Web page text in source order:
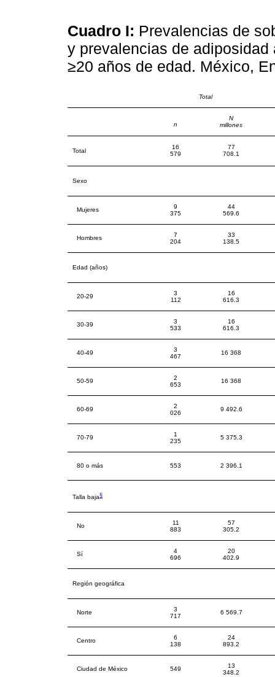
Cuadro I: Prevalencias de
y prevalencias de adiposidad
≥20 años de edad. México,
Total
n
N
millones
Total
16
579
77
708.1
Sexo
Mujeres
9
375
44
569.6
Hombres
7
204
33
138.5
Edad (años)
20-29
3
112
16
616.3
30-39
3
533
16
616.3
40-49
3
467
16 368
50-59
2
653
16 368
60-69
2
026
9 492.6
70-79
1
235
5 375.3
80 o más 553 2 396.1
Talla baja§
No
11
883
57
305.2
Sí
4
696
20
402.9
Región geográfica
Norte
3
717
6 569.7
Centro
6
138
24
893.2
Ciudad de México 549
13
348.2